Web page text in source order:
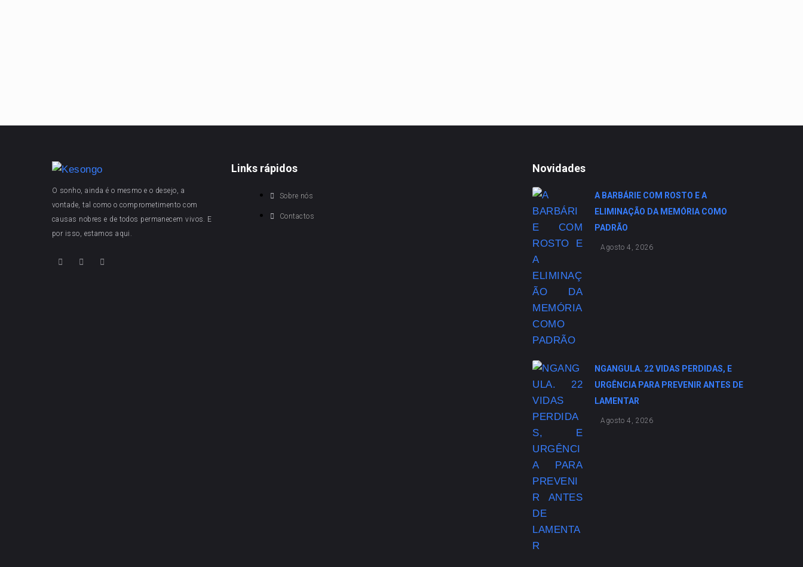
O sonho, ainda é o mesmo e o desejo, a
vontade, tal como o comprometimento com
causas nobres e de todos permanecem vivos. E
por isso, estamos aqui.
Links rápidos
Sobre nós
Contactos
Novidades
A BARBÁRIE COM ROSTO E A
ELIMINAÇÃO DA MEMÓRIA COMO
PADRÃO
Agosto 4, 2026
NGANGULA. 22 VIDAS PERDIDAS, E
URGÊNCIA PARA PREVENIR ANTES DE
LAMENTAR
Agosto 4, 2026